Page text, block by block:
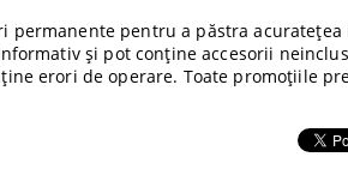
permanente pentru a păstra
și pot conține accesorii
erori de operare. Toate promoțiile